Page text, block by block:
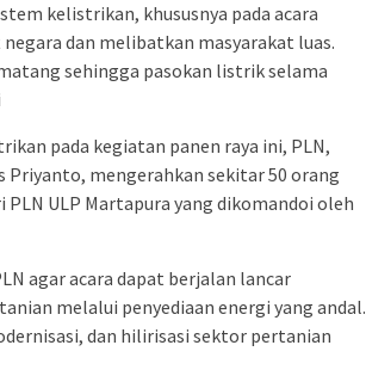
kelistrikan, khususnya pada acara
dan melibatkan masyarakat luas.
sehingga pasokan listrik selama
pada kegiatan panen raya ini, PLN,
Priyanto, mengerahkan sekitar 50 orang
ULP Martapura yang dikomandoi oleh
agar acara dapat berjalan lancar
melalui penyediaan energi yang andal.
dan hilirisasi sektor pertanian